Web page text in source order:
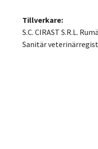
Tillverkare:
S.C. CIRAST S.R.L.
Sanitär